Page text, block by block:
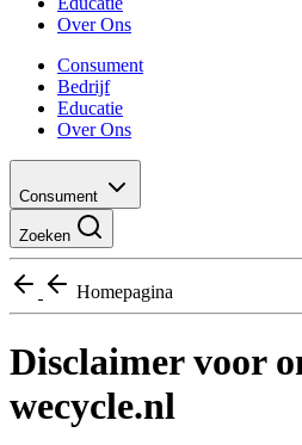
Over Ons
Consument
Bedrijf
Educatie
Over Ons
Consument
Zoeken
Homepagina
Disclaimer voor
wecycle.nl